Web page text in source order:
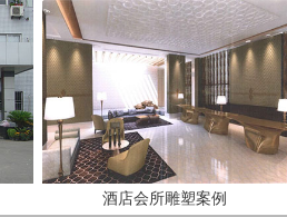
酒店会所雕塑案例